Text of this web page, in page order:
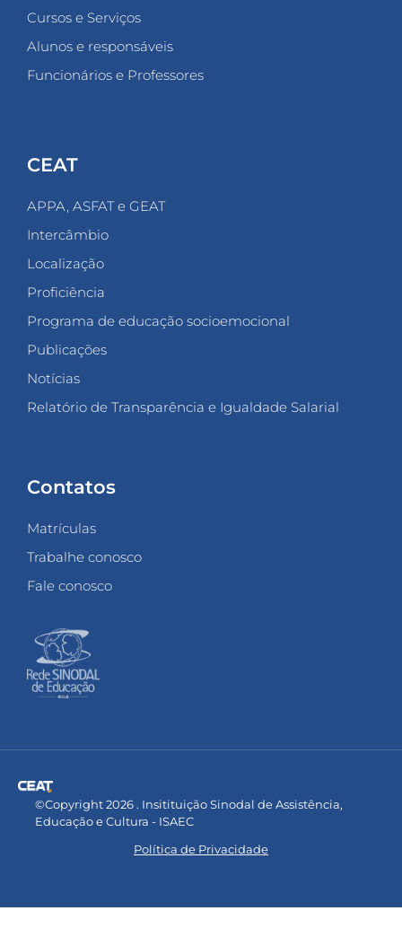
Cursos e Serviços
Alunos e responsáveis
Funcionários e Professores
CEAT
APPA, ASFAT e GEAT
Intercâmbio
Localização
Proficiência
Programa de educação socioemocional
Publicações
Notícias
Relatório de Transparência e Igualdade Salarial
Contatos
Matrículas
Trabalhe conosco
Fale conosco
©Copyright 2026 . Insitituição Sinodal de Assistência,
Educação e Cultura - ISAEC
Política de Privacidade